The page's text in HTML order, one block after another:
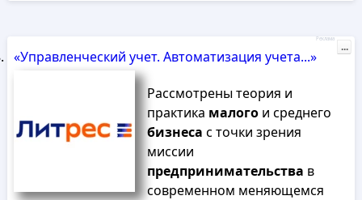
«Управленческий учет. Автоматизация учета...»
Рассмотрены теория и
практика малогои среднего
бизнеса с точки зрения
миссии
предпринимательства в
современном меняющемся
Реклама
...